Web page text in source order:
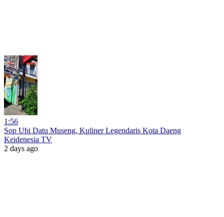
1:56
Sop Ubi Datu Museng, Kuliner Legendaris Kota Daeng
Keidenesia TV
2 days ago